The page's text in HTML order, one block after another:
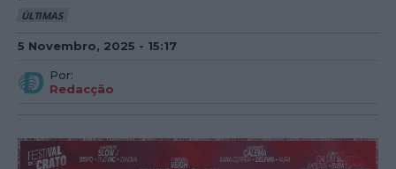
ÚLTIMAS
5 Novembro, 2025 - 15:17
Por:
Redacção